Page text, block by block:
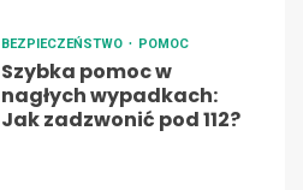
BEZPIECZEŃSTWO POMOC
Szybka pomoc w
nagłych wypadkach:
Jak zadzwonić pod 112?